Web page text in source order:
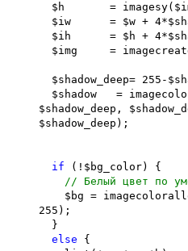
$h =
$iw = $w +
$ih = $h +
$img =
$shadow_deep= 255-
$shadow =
$shadow_deep,
$shadow_deep);
if (!$bg_color) {
// Белый цвет по
$bg =
255);
}
else {